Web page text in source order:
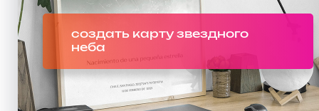
создать карту звездного
неба